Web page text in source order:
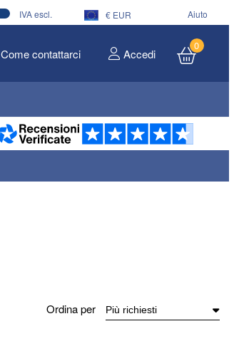
IVA escl. € EUR Aiuto
Come contattarci Accedi
0
Ordina per